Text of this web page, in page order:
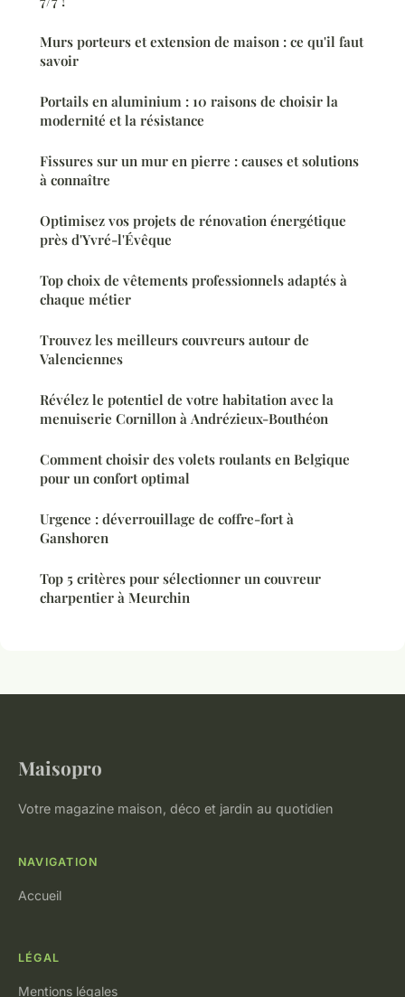
Murs porteurs et extension de maison : ce qu'il faut
savoir
Portails en aluminium : 10 raisons de choisir la
modernité et la résistance
Fissures sur un mur en pierre : causes et solutions
à connaître
Optimisez vos projets de rénovation énergétique
près d'Yvré-l'Évêque
Top choix de vêtements professionnels adaptés à
chaque métier
Trouvez les meilleurs couvreurs autour de
Valenciennes
Révélez le potentiel de votre habitation avec la
menuiserie Cornillon à Andrézieux-Bouthéon
Comment choisir des volets roulants en Belgique
pour un confort optimal
Urgence : déverrouillage de coffre-fort à
Ganshoren
Top 5 critères pour sélectionner un couvreur
charpentier à Meurchin
Maisopro
Votre magazine maison, déco et jardin au quotidien
NAVIGATION
Accueil
LÉGAL
Mentions légales